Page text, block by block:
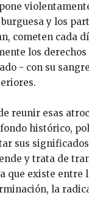
y los
cometen cada
los
- con su
reunir esas
histórico,
sus
y trata de
que existe entre
la